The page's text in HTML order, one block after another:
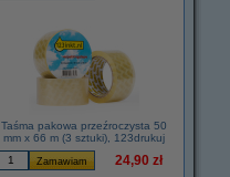
Taśma pakowa przeźroczysta 50
mm x 66 m (3 sztuki), 123drukuj
24,90 zł